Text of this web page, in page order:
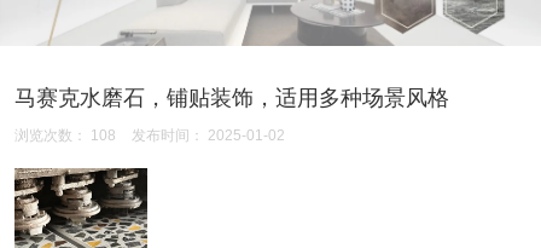
马赛克水磨石，铺贴装饰，适用多种场景风格
浏览次数： 108 发布时间： 2025-01-02